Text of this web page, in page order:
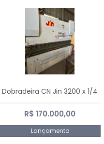
Dobradeira CN Jin 3200 x 1/4
R$ 170.000,00
Lançamento